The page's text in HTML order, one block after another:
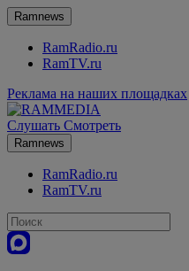
Ramnews
RamRadio.ru
RamTV.ru
Реклама на наших площадках
Слушать Смотреть
Ramnews
RamRadio.ru
RamTV.ru